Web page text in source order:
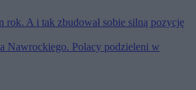
rok. A i tak zbudował sobie silną pozycję
Nawrockiego. Polacy podzieleni w